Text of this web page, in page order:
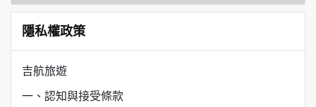
隱私權政策
吉航旅遊
一、認知與接受條款